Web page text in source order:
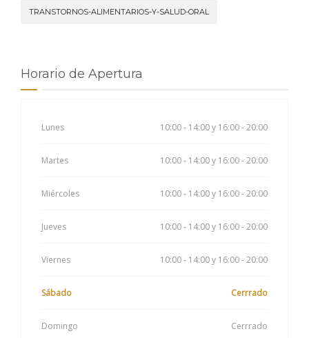
TRANSTORNOS-ALIMENTARIOS-Y-SALUD-ORAL
Horario de Apertura
Lunes 10:00 - 14:00 y 16:00 - 20:00
Martes 10:00 - 14:00 y 16:00 - 20:00
Miércoles 10:00 - 14:00 y 16:00 - 20:00
Jueves 10:00 - 14:00 y 16:00 - 20:00
Viernes 10:00 - 14:00 y 16:00 - 20:00
Sábado Cerrrado
Domingo Cerrrado